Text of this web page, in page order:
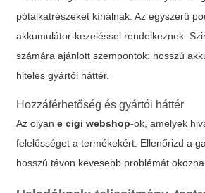
pótalkatrészeket kínálnak. Az egyszerű
akkumulátor-kezeléssel rendelkeznek.
számára ajánlott szempontok: hosszú
hiteles gyártói háttér.
Hozzáférhetőség és gyártói háttér
Az olyane cigi webshop-ok, amelyek
felelősséget a termékekért. Ellenőrizd a
hosszú távon kevesebb problémát